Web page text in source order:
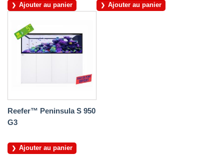
Ajouter au panier Ajouter au panier
Reefer™ Peninsula S 950
G3
Ajouter au panier